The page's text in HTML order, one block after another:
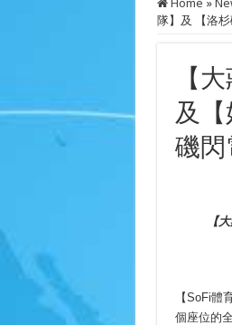
隊】及 【洛
【
及
磯閃
【
【SoFi體
個座位的